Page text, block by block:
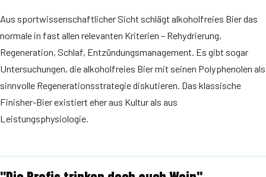
Aus sportwissenschaftlicher Sicht schlägt alkoholfreies Bier das
normale in fast allen relevanten Kriterien – Rehydrierung,
Regeneration, Schlaf, Entzündungsmanagement. Es gibt sogar
Untersuchungen, die alkoholfreies Bier mit seinen Polyphenolen als
sinnvolle Regenerationsstrategie diskutieren. Das klassische
Finisher-Bier existiert eher aus Kultur als aus
Leistungsphysiologie.